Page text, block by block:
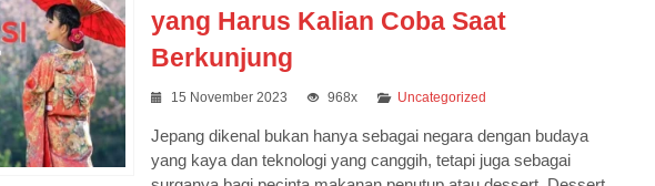
yang Harus Kalian Coba Saat
Berkunjung
15 November 2023 968x Uncategorized
Jepang dikenal bukan hanya sebagai negara dengan budaya
yang kaya dan teknologi yang canggih, tetapi juga sebagai